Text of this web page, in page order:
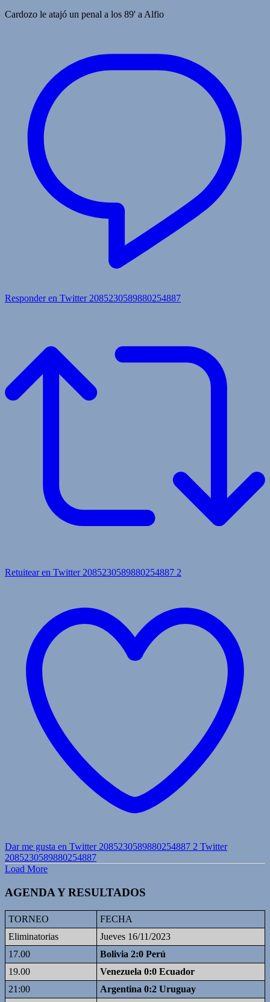
Cardozo le atajó un penal a los 89' a Alfio
Responder en Twitter 2085230589880254887
Retuitear en Twitter 2085230589880254887 2
Dar me gusta en Twitter 2085230589880254887 2 Twitter
2085230589880254887
Load More
AGENDA Y RESULTADOS
TORNEO
FECHA
Eliminatorias
Jueves 16/11/2023
17.00
Bolivia 2:0 Perú
19.00
Venezuela 0:0 Ecuador
21:00
Argentina 0:2 Uruguay